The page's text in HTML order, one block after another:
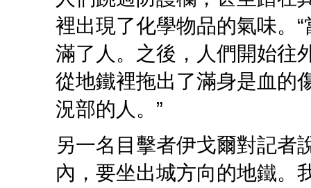
裡出現了化學物品的氣味。
滿了人。之後，人們開始往
從地鐵裡拖出了滿身是血的
況部的人。”
另一名目擊者伊戈爾對記者
內，要坐出城方向的地鐵。